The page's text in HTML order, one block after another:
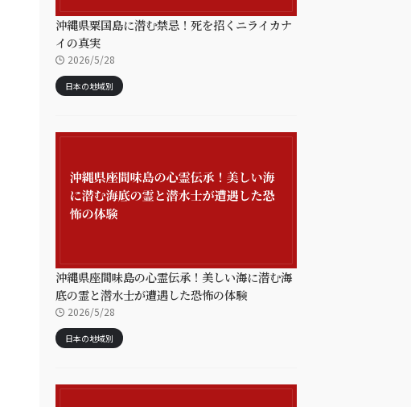
沖縄県粟国島に潜む禁忌！死を招くニライカナ
イの真実
2026/5/28
日本の地域別
沖縄県座間味島の心霊伝承！美しい海に潜む海
底の霊と潜水士が遭遇した恐怖の体験
2026/5/28
日本の地域別